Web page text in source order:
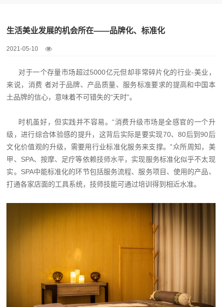
生活美业发展的机会所在——品牌化、标准化
2021-05-10
对于一个存量市场超过5000亿元但却非常碎片化的行业-美业，
来说，消费 者对于品牌、产品质量、服务标准要求的提高和中国本
土品牌的信心，意味着不可错失的“天时”。
时机虽好，但实践并不容易。“消费升级市场是全感官的一个升
级，进行综合体验感的提升，这背后实际是要实现70、80后到90后
文化价值观的升级，需要用行业标准化服务来支撑。”众所周知，美
甲、SPA、按摩、足疗等依赖技师水平，实现服务标准化似乎不太现
实。SPA中能标准化的环节包括服务流程、服务项目、使用的产品、
打通各家店面的工具系统，技师技能可通过培训得到相近水准。